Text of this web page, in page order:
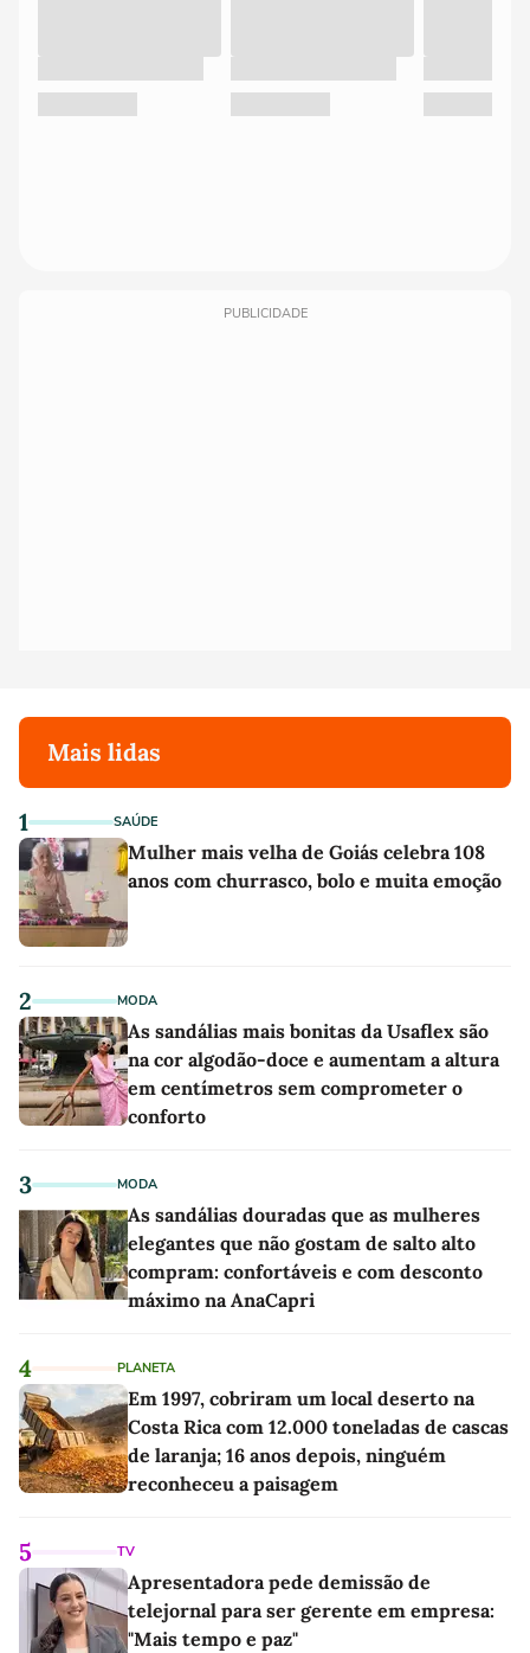
PUBLICIDADE
Mais lidas
1 SAÚDE
Mulher mais velha de Goiás celebra 108
anos com churrasco, bolo e muita emoção
2 MODA
As sandálias mais bonitas da Usaflex são
na cor algodão-doce e aumentam a altura
em centímetros sem comprometer o
conforto
3 MODA
As sandálias douradas que as mulheres
elegantes que não gostam de salto alto
compram: confortáveis e com desconto
máximo na AnaCapri
4 PLANETA
Em 1997, cobriram um local deserto na
Costa Rica com 12.000 toneladas de cascas
de laranja; 16 anos depois, ninguém
reconheceu a paisagem
5 TV
Apresentadora pede demissão de
telejornal para ser gerente em empresa:
"Mais tempo e paz"